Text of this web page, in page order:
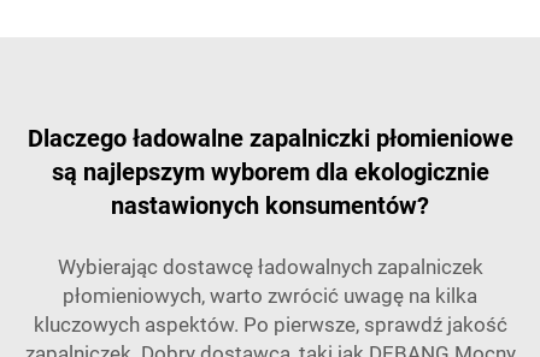
Dlaczego ładowalne zapalniczki płomieniowe
są najlepszym wyborem dla ekologicznie
nastawionych konsumentów?
Wybierając dostawcę ładowalnych zapalniczek
płomieniowych, warto zwrócić uwagę na kilka
kluczowych aspektów. Po pierwsze, sprawdź jakość